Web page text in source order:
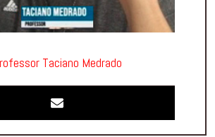
Taciano Medrado